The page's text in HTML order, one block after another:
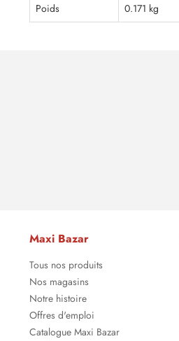
Poids
0.171 kg
Maxi Bazar
Tous nos produits
Nos magasins
Notre histoire
Offres d'emploi
Catalogue Maxi Bazar